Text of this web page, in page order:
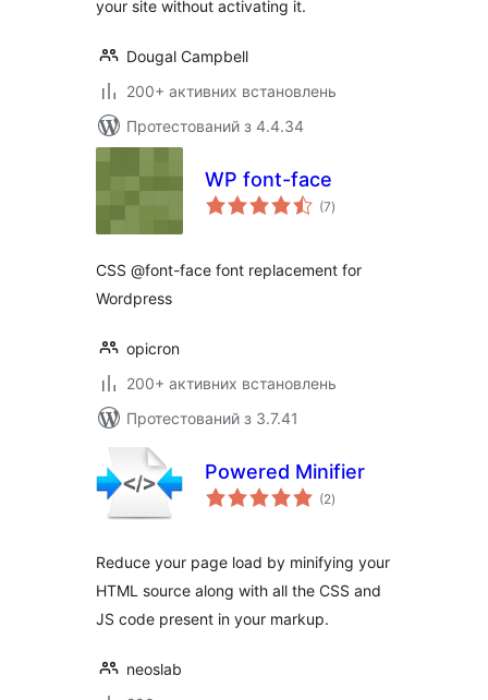
your site without activating it.
Dougal Campbell
200+ активних встановлень
Протестований з 4.4.34
WP font-face
(7загальний
рейтинг
)
CSS @font-face font replacement for
Wordpress
opicron
200+ активних встановлень
Протестований з 3.7.41
Powered Minifier
(2загальний
рейтинг
)
Reduce your page load by minifying your
HTML source along with all the CSS and
JS code present in your markup.
neoslab